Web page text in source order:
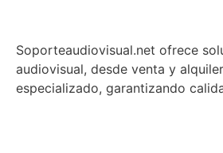
Soporteaudiovisual.net ofrece
audiovisual, desde venta y
especializado, garantizando